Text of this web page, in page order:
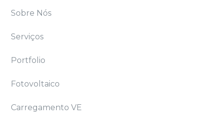
Sobre Nós
Serviços
Portfolio
Fotovoltaico
Carregamento VE